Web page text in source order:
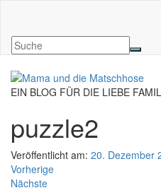
EIN BLOG FÜR DIE LIEBE
puzzle2
Veröffentlicht am: 20. Dezember
Vorherige
Nächste